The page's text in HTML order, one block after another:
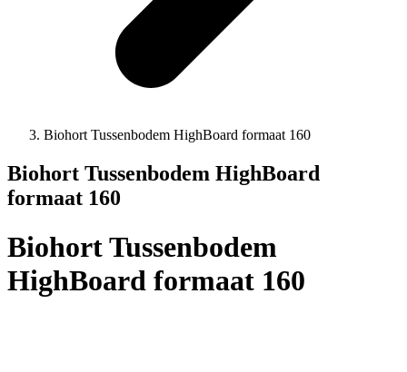
Biohort Tussenbodem HighBoard formaat 160
Biohort Tussenbodem HighBoard
formaat 160
Biohort Tussenbodem
HighBoard formaat 160